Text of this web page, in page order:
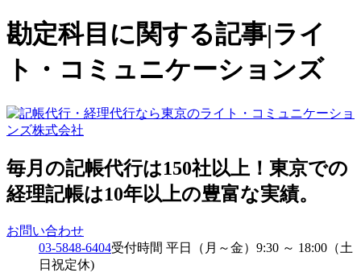
勘定科目に関する記事|ライ
ト・コミュニケーションズ
毎月の記帳代行は150社以上！東京での
経理記帳は10年以上の豊富な実績。
お問い合わせ
03-5848-6404受付時間 平日（月～金）9:30 ～ 18:00（土
日祝定休)